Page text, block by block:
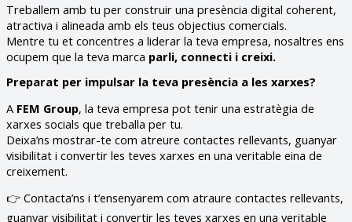
Treballem amb tu per construir una presència digital coherent,
atractiva i alineada amb els teus objectius comercials.
Mentre tu et concentres a liderar la teva empresa, nosaltres ens
ocupem que la teva marca parli, connecti i creixi.
Preparat per impulsar la teva presència a les xarxes?
A FEM Group, la teva empresa pot tenir una estratègia de
xarxes socials que treballa per tu.
Deixa’ns mostrar-te com atreure contactes rellevants, guanyar
visibilitat i convertir les teves xarxes en una veritable eina de
creixement.
👉 Contacta’ns i t’ensenyarem com atraure contactes rellevants,
guanyar visibilitat i convertir les teves xarxes en una veritable